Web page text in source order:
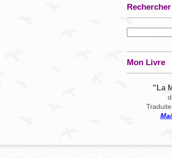
Rechercher
Mon Livre
"La